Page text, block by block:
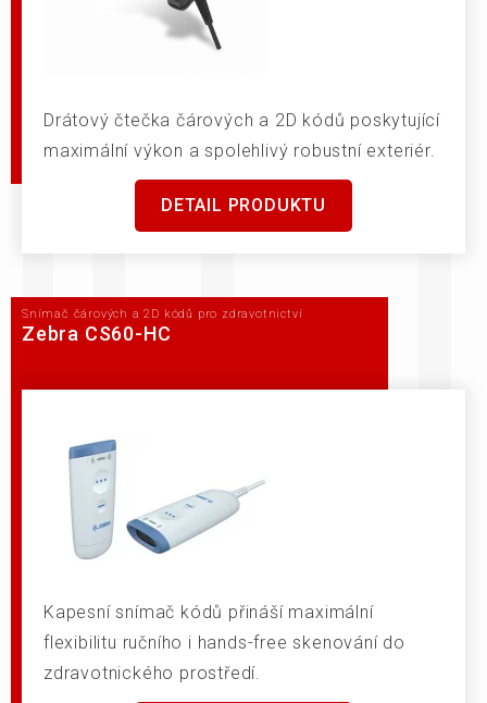
Drátový čtečka čárových a 2D kódů poskytující
maximální výkon a spolehlivý robustní exteriér.
DETAIL PRODUKTU
Snímač čárových a 2D kódů pro zdravotnictví
Zebra CS60-HC
Kapesní snímač kódů přináší maximální
flexibilitu ručního i hands-free skenování do
zdravotnického prostředí.